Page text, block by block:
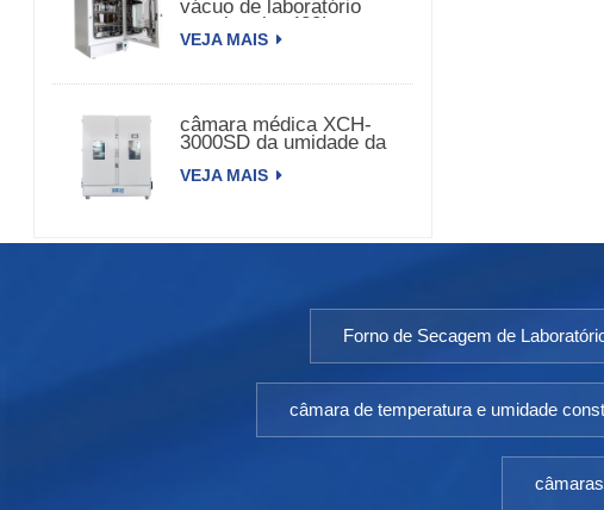
vácuo de laboratório
com bomba 420L
VEJA MAIS
câmara médica XCH-
3000SD da umidade da
estabilidade 3000L
VEJA MAIS
Forno de Secagem de
câmara de temperatura e umidade